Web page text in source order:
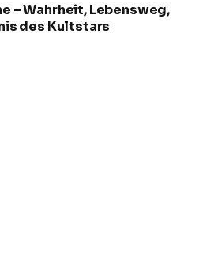
– Wahrheit, Lebensweg,
des Kultstars